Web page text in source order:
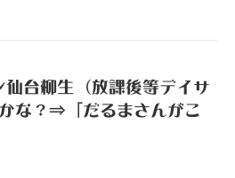
仙台柳生 (放課後等デイサ
な？⇒「だるまさんがこ